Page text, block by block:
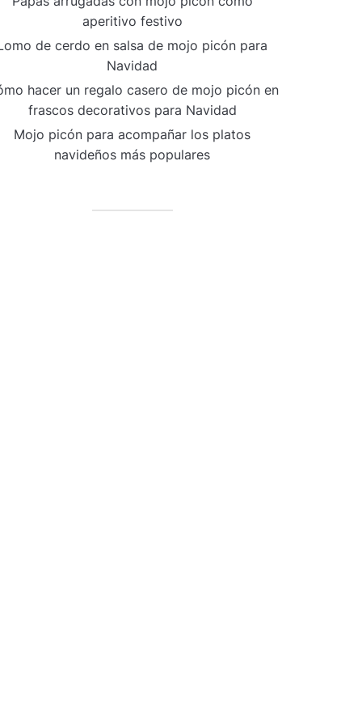
aperitivo festivo
de cerdo en salsa de mojo picón para
Navidad
hacer un regalo casero de mojo picón en
frascos decorativos para Navidad
Mojo picón para acompañar los platos
navideños más populares